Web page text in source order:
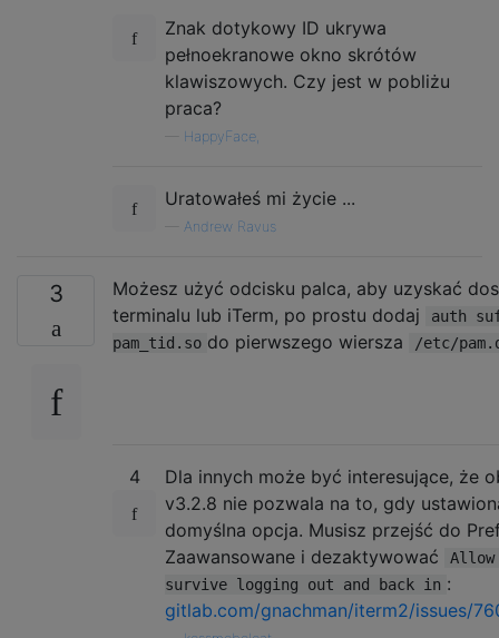
Znak dotykowy ID ukrywa
pełnoekranowe okno skrótów
klawiszowych. Czy jest w pobliżu
praca?
HappyFace,
Uratowałeś mi życie ...
Andrew Ravus
3
Możesz użyć odcisku palca, aby uzyskać
terminalu lub iTerm, po prostu dodaj
auth
pam_tid.so do pierwszego wiersza /etc/
4
Dla innych może być interesujące, że
v3.2.8 nie pozwala na to, gdy
domyślna opcja. Musisz przejść do
Zaawansowane i dezaktywować
survive logging out and back in :
gitlab.com/gnachman/iterm2/issues/